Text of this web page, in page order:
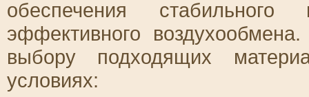
обеспечения
эффективного
выбору подходящих
условиях: